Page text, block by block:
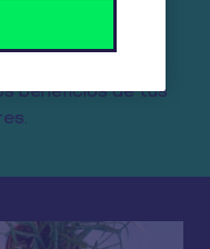
en beneficios de
beneficios de tus